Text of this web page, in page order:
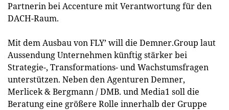
Partnerin bei Accenture mit Verantwortung für den
DACH-Raum.
Mit dem Ausbau von FLY’ will die Demner.Group laut
Aussendung Unternehmen künftig stärker bei
Strategie-, Transformations- und Wachstumsfragen
unterstützen. Neben den Agenturen Demner,
Merlicek & Bergmann / DMB. und Media1 soll die
Beratung eine größere Rolle innerhalb der Gruppe